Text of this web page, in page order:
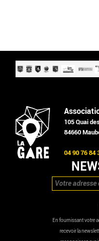
105 Quai
84660
04 90 76 84
En fournissant votre
recevoir la